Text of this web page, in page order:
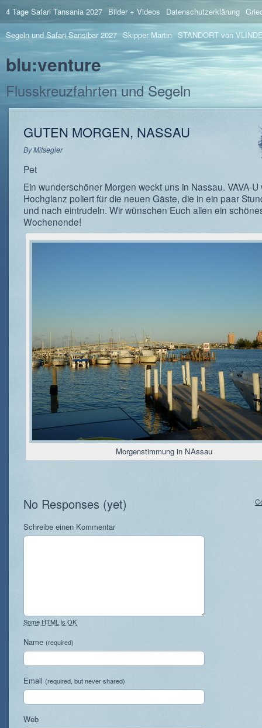
4 Tage Safari Tansania 2027 Bilder + Videos Datenschutzerklärung
Segeln und Safari Sansibar 2027 Skipper Martin STANDORT von
blu:venture
Flusskreuzfahrten und Segeln
GUTEN MORGEN, NASSAU
ByMitsegler
Pet
Ein wunderschöner Morgen weckt uns in Nassau. VAVA-U
Hochglanz poliert für die neuen Gäste, die in ein paar
und nach eintrudeln. Wir wünschen Euch allen ein
Wochenende!
Morgenstimmung in NAssau
No Responses (yet)
Schreibe einen Kommentar
Some HTML is OK
Name (required)
Email (required, but never shared)
Web